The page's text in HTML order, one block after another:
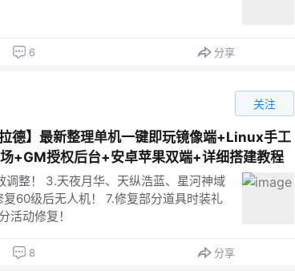
6 分享
关注
德】最新整理单机一键即玩镜像端+Linux手工
+GM授权后台+安卓苹果双端+详细搭建教程
调整！ 3.天夜月华、天纵浩蓝、星河神域
60级后无人机！ 7.修复部分道具时装礼
活动修复！
8 分享